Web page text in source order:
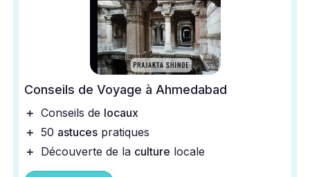
Conseils de Voyage à Ahmedabad
＋ Conseils de locaux
＋ 50 astuces pratiques
＋ Découverte de la culture locale